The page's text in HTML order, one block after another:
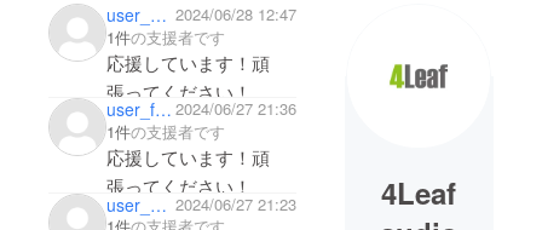
user_d0253df08904 2024/06/28 12:47
1件の支援者です
応援しています！頑
張ってください！
user_fee3a25bfd54 2024/06/27 21:36
1件の支援者です
応援しています！頑
張ってください！
user_eea52d96e5b4 2024/06/27 21:23
4Leaf